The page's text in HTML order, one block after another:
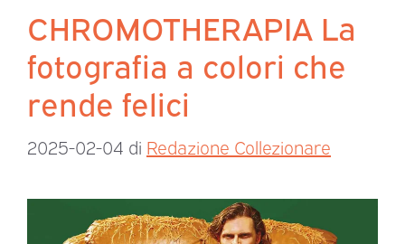
CHROMOTHERAPIA La
fotografia a colori che
rende felici
2025-02-04 di Redazione Collezionare